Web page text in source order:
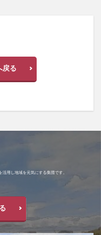
戻る
活用し地域を元気にする集団です。